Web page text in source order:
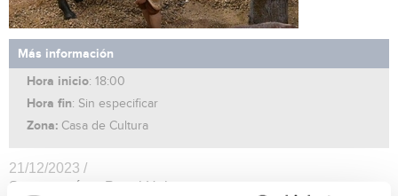
Más información
Hora inicio: 18:00
Hora fin: Sin especificar
Zona: Casa de Cultura
21/12/2023 /
Se sorteará un Portal Hebreo.